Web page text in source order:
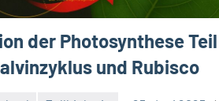
der Photosynthese Teil
und Rubisco